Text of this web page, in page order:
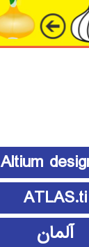
Altium
ATLAS.ti
آلمان